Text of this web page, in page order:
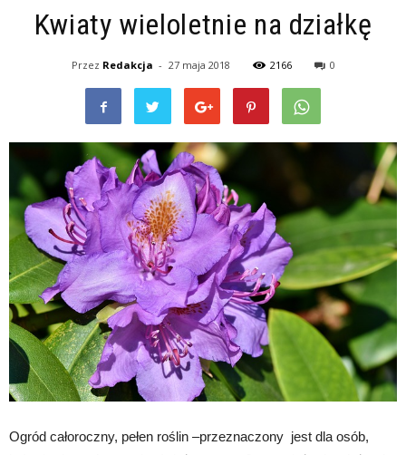
Kwiaty wieloletnie na działkę
Przez Redakcja - 27 maja 2018 2166 0
Ogród całoroczny, pełen roślin –przeznaczony jest dla osób,